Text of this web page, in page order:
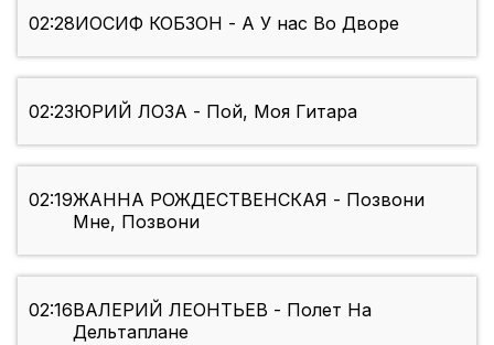
02:28ИОСИФ КОБЗОН - А У нас Во Дворе
02:23ЮРИЙ ЛОЗА - Пой, Моя Гитара
02:19ЖАННА РОЖДЕСТВЕНСКАЯ - Позвони
Мне, Позвони
02:16ВАЛЕРИЙ ЛЕОНТЬЕВ - Полет На
Дельтаплане